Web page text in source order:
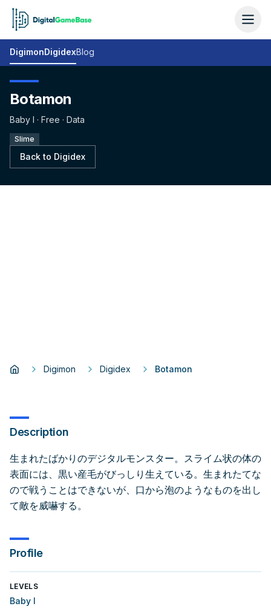
DigimonDigidexBlog
Botamon
Baby I · Free · Data
Slime
Back to Digidex
Digimon Digidex Botamon
Description
生まれたばかりのデジタルモンスター。スライム状の体の
表面には、黒い産毛がびっしり生えている。生まれたてな
ので戦うことはできないが、口から泡のようなものを出し
て敵を威嚇する。
Profile
LEVELS
Baby I